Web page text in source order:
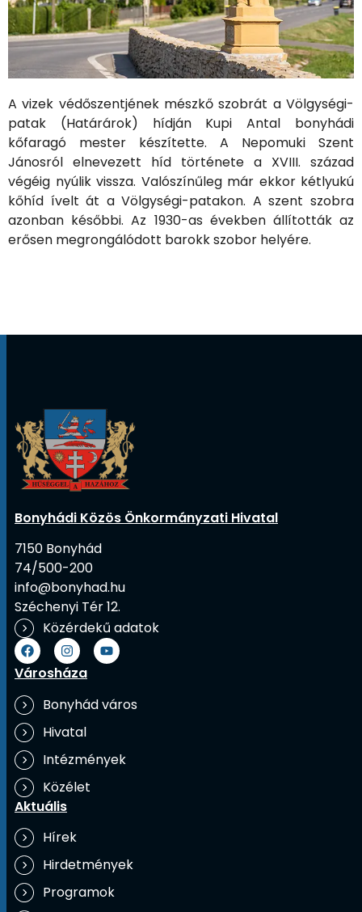
A vizek védőszentjének mészkő szobrát a Völgységi-
patak (Határárok) hídján Kupi Antal bonyhádi
kőfaragó mester készítette. A Nepomuki Szent
Jánosról elnevezett híd története a XVIII. század
végéig nyúlik vissza. Valószínűleg már ekkor kétlyukú
kőhíd ívelt át a Völgységi-patakon. A szent szobra
azonban későbbi. Az 1930-as években állították az
erősen megrongálódott barokk szobor helyére.
Bonyhádi Közös Önkormányzati Hivatal
7150 Bonyhád
74/500-200
info@bonyhad.hu
Széchenyi Tér 12.
Közérdekű adatok
Városháza
Bonyhád város
Hivatal
Intézmények
Közélet
Aktuális
Hírek
Hirdetmények
Programok